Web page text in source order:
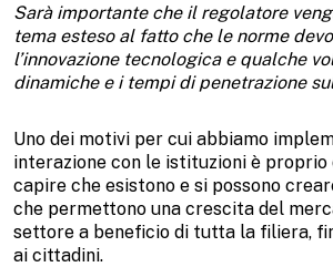
Sarà importante che il regolatore
tema esteso al fatto che le norme
l’innovazione tecnologica e qualche
dinamiche e i tempi di penetrazione
Uno dei motivi per cui abbiamo
interazione con le istituzioni è
capire che esistono e si possono
che permettono una crescita del
settore a beneficio di tutta la filiera,
ai cittadini.